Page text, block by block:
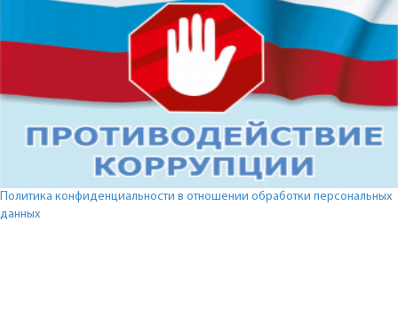
Политика конфиденциальности в отношении обработки персональных
данных